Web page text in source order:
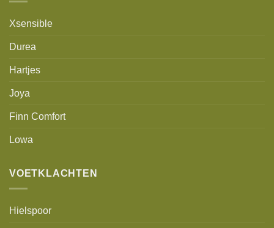
Xsensible
Durea
Hartjes
Joya
Finn Comfort
Lowa
VOETKLACHTEN
Hielspoor